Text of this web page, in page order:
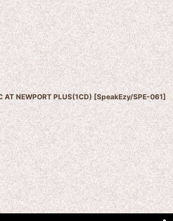
AT NEWPORT PLUS(1CD) [SpeakEzy/SPE-061]